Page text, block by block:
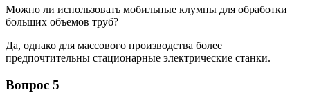
Можно ли использовать мобильные клумпы для обработки
больших объемов труб?
Да, однако для массового производства более
предпочтительны стационарные электрические станки.
Вопрос 5